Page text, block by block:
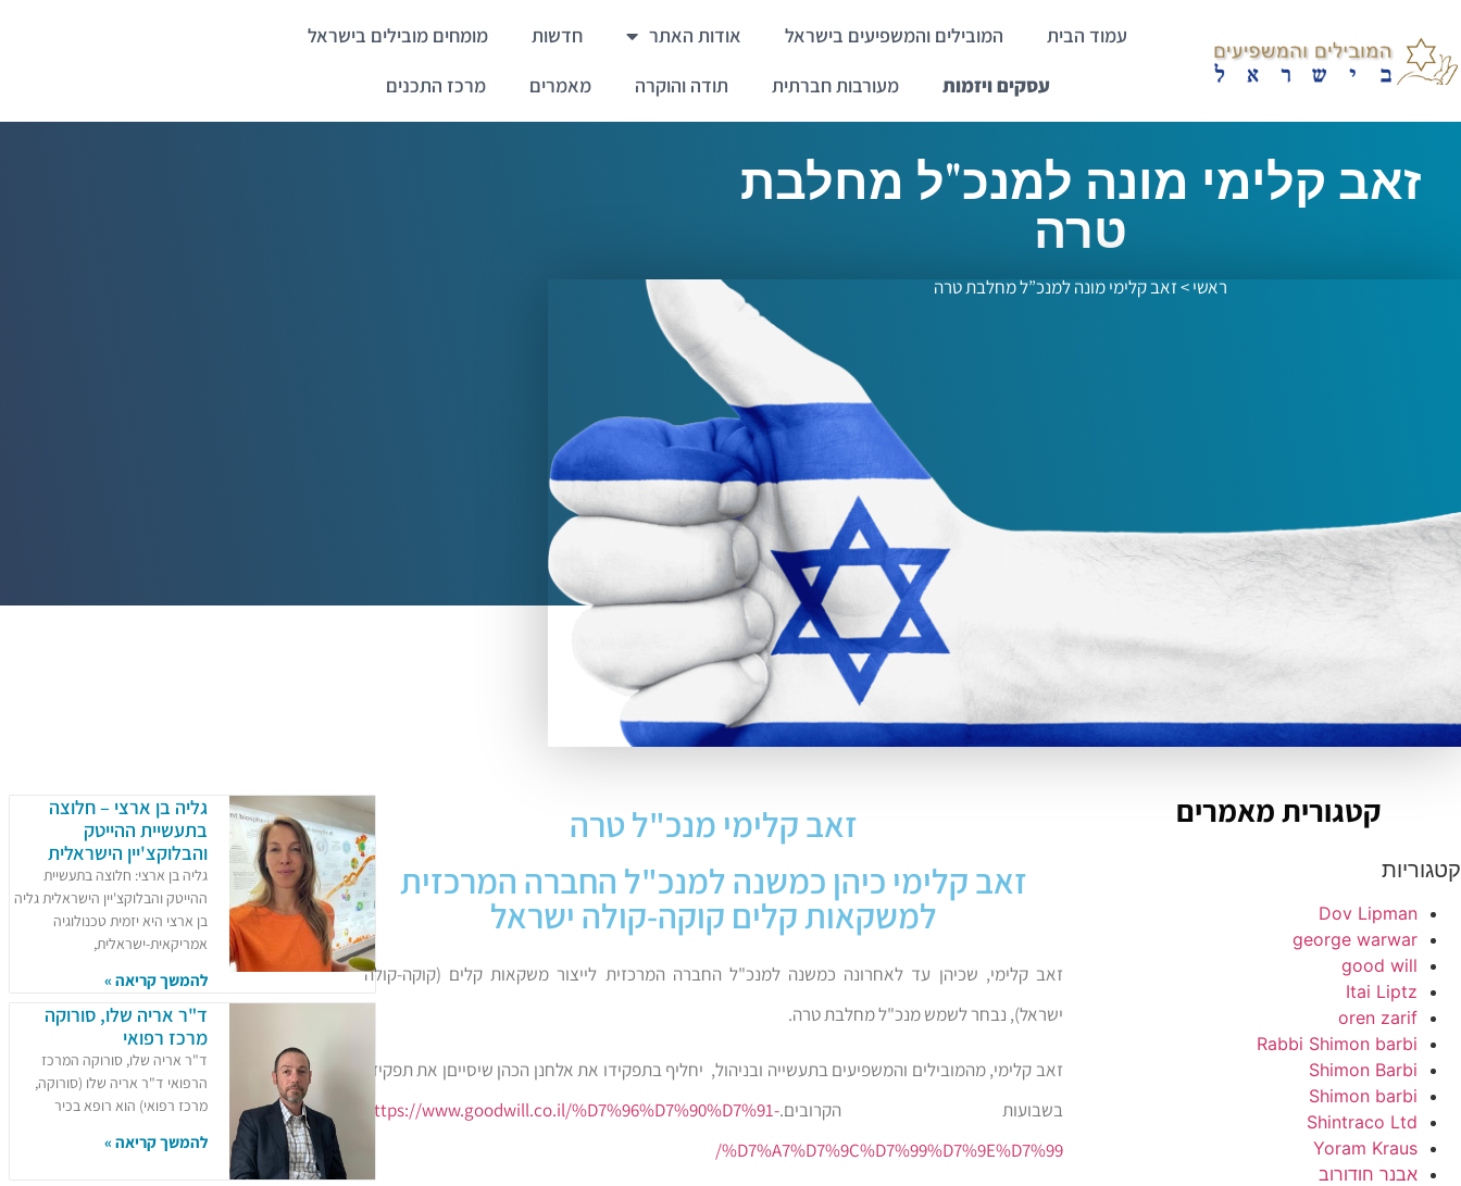
עמוד הבית המובילים והמשפיעים בישראל אודות האתר חדשות
מומחים מובילים בישראל
עסקים ויזמות
מעורבות חברתית תודה והוקרה מאמרים מרכז התכנים
זאב קלימי מונה למנכ"ל מחלבת
טרה
ראשי>זאב קלימי מונה למנכ”ל מחלבת טרה
קטגורית מאמרים
קטגוריות
Dov Lipman
george warwar
good will
Itai Liptz
oren zarif
Rabbi Shimon barbi
Shimon Barbi
Shimon barbi
Shintraco Ltd
Yoram Kraus
אבנר חודורוב
זאב קלימי מנכ"ל טרה
זאב קלימי כיהן כמשנה למנכ"ל החברה המרכזית
למשקאות קלים קוקה-קולה ישראל
זאב קלימי, שכיהן עד לאחרונה כמשנה למנכ"ל החברה המרכזית לייצור משקאות קלים (קוקה-קולה
ישראל), נבחר לשמש מנכ"ל מחלבת טרה.
זאב קלימי, מהמובילים והמשפיעים בתעשייה ובניהול, יחליף בתפקידו את אלחנן הכהן שיסייםן את תפקידו
בשבועות הקרובים.https://www.goodwill.co.il/%D7%96%D7%90%D7%91-
%D7%A7%D7%9C%D7%99%D7%9E%D7%99/
גליה בן ארצי – חלוצה
בתעשיית ההייטק
והבלוקצ'יין הישראלית​
גליה בן ארצי: חלוצה בתעשיית
ההייטק והבלוקצ'יין הישראלית​ ​גליה
בן ארצי היא יזמית טכנולוגיה
אמריקאית-ישראלית,
להמשך קריאה »
ד"ר אריה שלו, סורוקה
מרכז רפואי
ד"ר אריה שלו, סורוקה המרכז
הרפואי ד"ר אריה שלו (סורוקה,
מרכז רפואי) הוא רופא בכיר
להמשך קריאה »